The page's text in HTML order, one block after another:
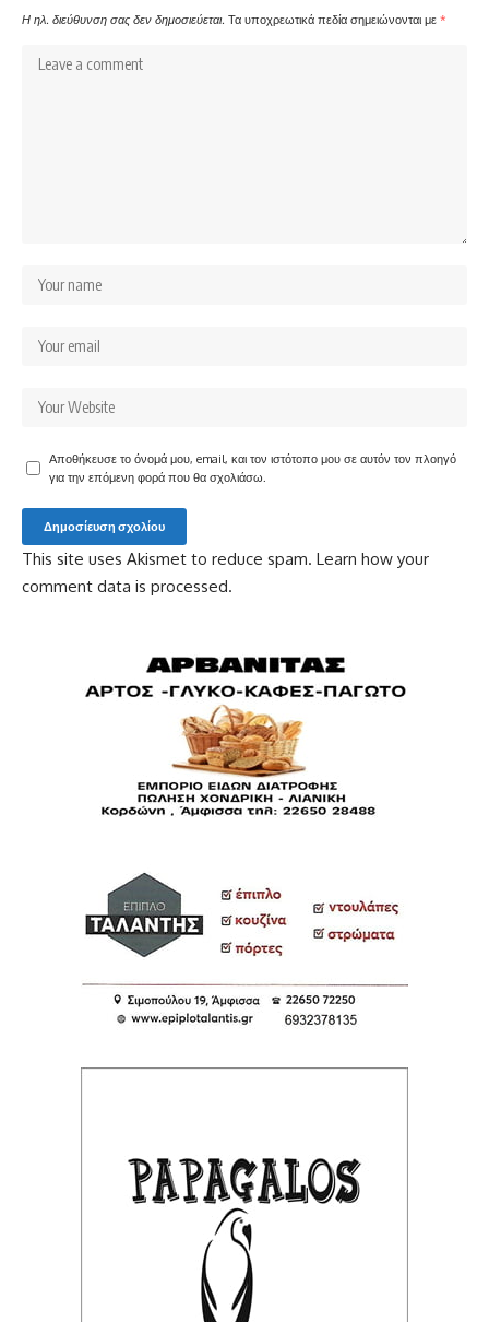
Η ηλ. διεύθυνση σας δεν δημοσιεύεται. Τα υποχρεωτικά πεδία σημειώνονται με *
Αποθήκευσε το όνομά μου, email, και τον ιστότοπο μου σε αυτόν τον πλοηγό
για την επόμενη φορά που θα σχολιάσω.
This site uses Akismet to reduce spam. Learn how your
comment data is processed.